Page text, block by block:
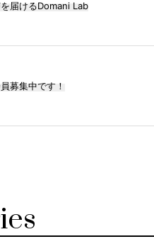
届けるDomani Lab
募集中です！